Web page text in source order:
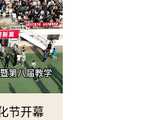
节开幕